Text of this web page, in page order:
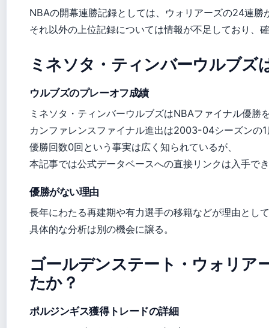
NBAの開幕連勝記録としては、ウォリアーズの24連勝
それ以外の上位記録については情報が不足しており、
ミネソタ・ティンバーウルブズ
ウルブズのプレーオフ成績
ミネソタ・ティンバーウルブズはNBAファイナル優勝
カンファレンスファイナル進出は2003-04シーズンの
優勝回数0回という事実は広く知られているが、
本記事では公式データベースへの直接リンクは入手で
優勝がない理由
長年にわたる再建期や有力選手の移籍などが理由とし
具体的な分析は別の機会に譲る。
ゴールデンステート・ウォリア
たか？
ポルジンギス獲得トレードの詳細